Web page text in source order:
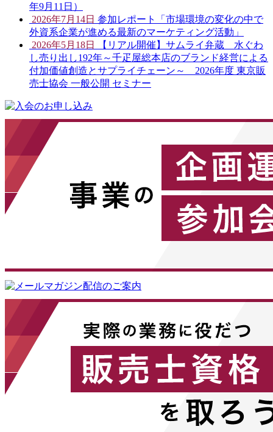
年9月11日）
2026年7月14日 参加レポート「市場環境の変化の中で
外資系企業が進める最新のマーケティング活動」
2026年5月18日
【リアル開催】サムライ弁蔵 水ぐわ
し売り出し192年～千疋屋総本店のブランド経営による
付加価値創造とサプライチェーン～ 2026年度 東京販
売士協会 一般公開 セミナー